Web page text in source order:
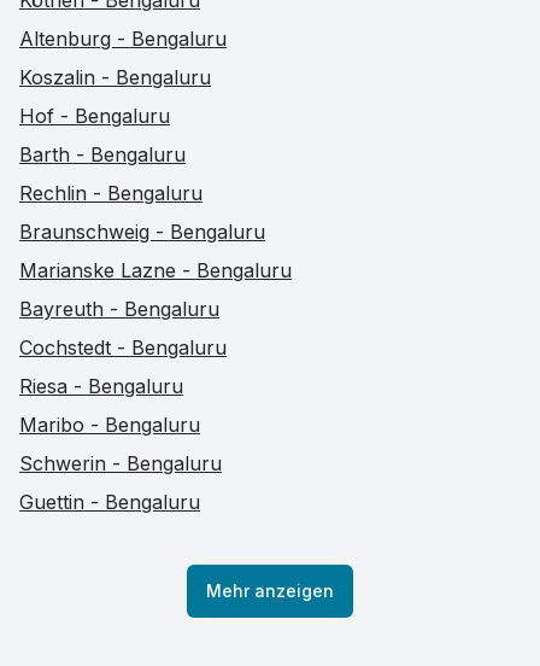
Altenburg - Bengaluru
Koszalin - Bengaluru
Hof - Bengaluru
Barth - Bengaluru
Rechlin - Bengaluru
Braunschweig - Bengaluru
Marianske Lazne - Bengaluru
Bayreuth - Bengaluru
Cochstedt - Bengaluru
Riesa - Bengaluru
Maribo - Bengaluru
Schwerin - Bengaluru
Guettin - Bengaluru
Mehr anzeigen